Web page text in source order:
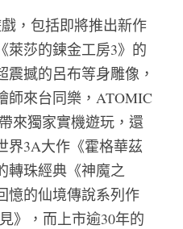
，包括即將推出新作
萊莎的鍊金工房3》的
撼的呂布等身雕像，
師來台同樂，ATOMIC
來獨家實機遊玩，還
界3A大作《霍格華茲
轉珠經典《神魔之
憶的仙境傳說系列作
》，而上市逾30年的